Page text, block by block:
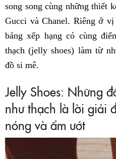
song song cùng những thiết
Gucci và Chanel. Riêng ở
bảng xếp hạng có cùng
thạch (jelly shoes) làm từ
đồ si mê.
Jelly Shoes: Những
như thạch là lời giải
nóng và ẩm ướt